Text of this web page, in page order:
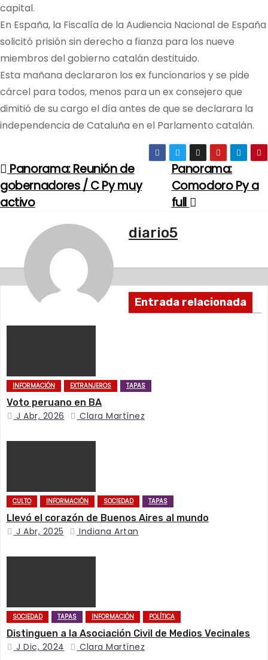
capital.
En España, la Fiscalía de la Audiencia Nacional de España
solicitó prisión sin derecho a fianza para los nueve
miembros del gobierno catalán destituido.
Esta mañana declararon los ex funcionarios y se pide
cárcel para todos, menos para un ex consejero que
dimitió de su cargo el día antes de que se declarara la
independencia de Cataluña en el Parlamento catalán.
N
a
g
c
ó
n
d
n
t
r
a
s
Panorama:
Comodoro Py a
full
Panorama: Reunión de
gobernadores / C Py muy
activo
diario5
Entrada relacionada
INFORMACIÓN EXTRANJEROS TAPAS
Voto peruano en BA
J Abr, 2026 Clara Martínez
CULTO INFORMACIÓN SOCIEDAD TAPAS
Llevó el corazón de Buenos Aires al mundo
J Abr, 2025 Indiana Artan
SOCIEDAD TAPAS INFORMACIÓN POLÍTICA
Distinguen a la Asociación Civil de Medios Vecinales
J Dic, 2024 Clara Martínez